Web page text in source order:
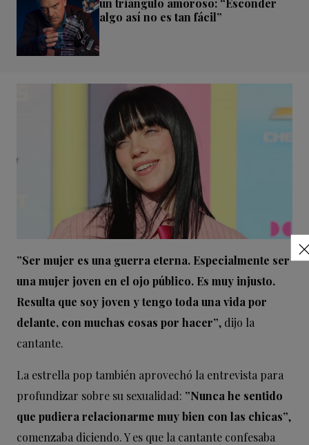
algo así no es tan fácil”
”Ser mujer es una guerra eterna. Especialmente ser
una mujer joven en el ojo público. Es muy injusto.
Resulta que soy joven y tengo toda una vida por
delante, con muchas cosas por hacer”, dijo la
cantante.
La estrella pop también aprovechó la entrevista para
profundizar sobre su sexualidad: ”Nunca he sentido
que pudiera relacionarme muy bien con las chicas”,
comenzaba diciendo. Y es que la cantante confesaba